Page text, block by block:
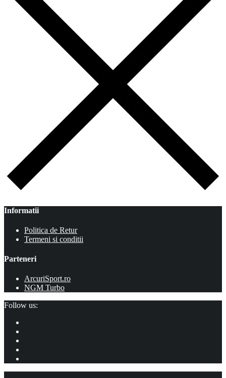
Informatii
Politica de Retur
Termeni si conditii
Parteneri
ArcuriSport.ro
NGM Turbo
Follow us: